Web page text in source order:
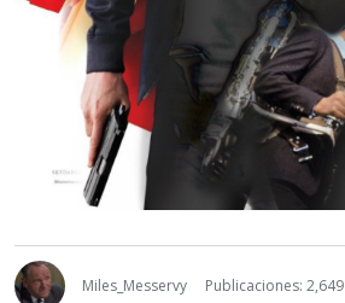
Miles_Messervy
Publicaciones: 2,649